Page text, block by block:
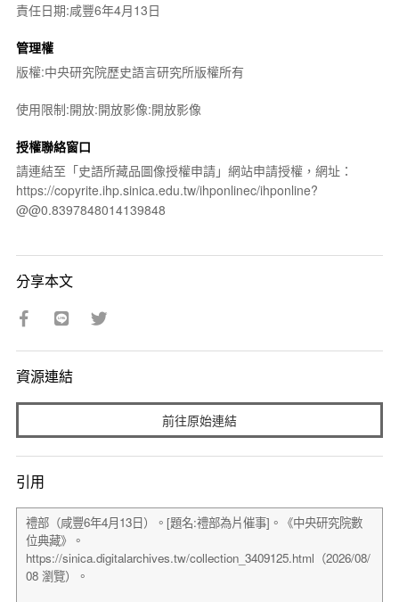
責任日期:咸豐6年4月13日
管理權
版權:中央研究院歷史語言研究所版權所有
使用限制:開放:開放影像:開放影像
授權聯絡窗口
請連結至「史語所藏品圖像授權申請」網站申請授權，網址：
https://copyrite.ihp.sinica.edu.tw/ihponlinec/ihponline?
@@0.8397848014139848
分享本文
資源連結
前往原始連結
引用